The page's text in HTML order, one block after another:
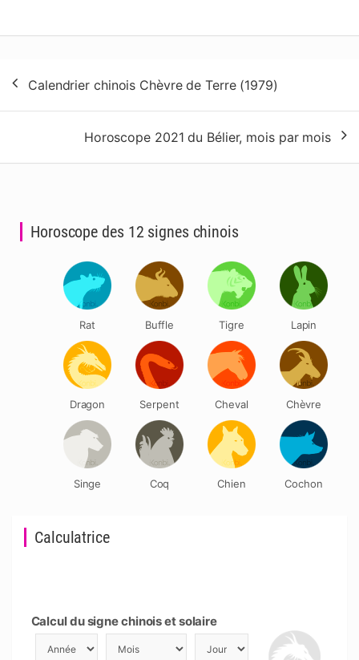
de
l’article
Calendrier chinois Chèvre de Terre (1979)
Horoscope 2021 du Bélier, mois par mois
Calculatrice
Calcul du signe chinois et solaire
Horoscope des 12 signes chinois
Rat Buffle Tigre Lapin
Dragon Serpent Cheval Chèvre
Singe Coq Chien Cochon